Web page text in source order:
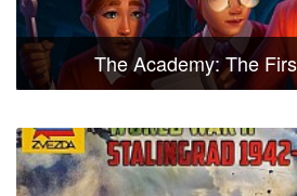
The Academy: The